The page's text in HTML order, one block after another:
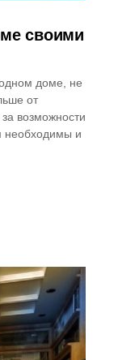
своими
доме, не
от
возможности
необходимы и